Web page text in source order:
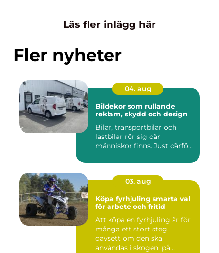
Läs fler inlägg här
Fler nyheter
04. aug
Bildekor som rullande
reklam, skydd och design
Bilar, transportbilar och
lastbilar rör sig där
människor finns. Just därfö...
03. aug
Köpa fyrhjuling smarta val
för arbete och fritid
Att köpa en fyrhjuling är för
många ett stort steg,
oavsett om den ska
användas i skogen, på